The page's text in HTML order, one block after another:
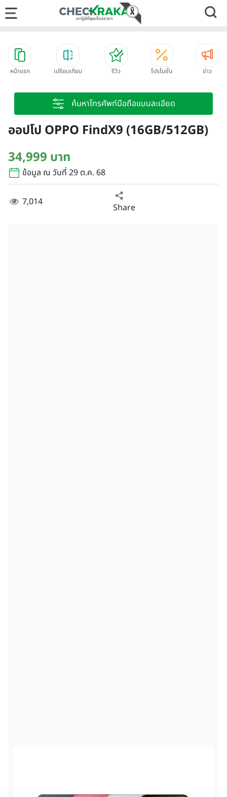
หน้าแรก เปรียบเทียบ รีวิว โปรโมชั่น ข่าว
ค้นหาโทรศัพท์มือถือแบบละเอียด
ออปโป OPPO FindX9 (16GB/512GB)
34,999 บาท
ข้อมูล ณ วันที่ 29 ต.ค. 68
7,014 Share